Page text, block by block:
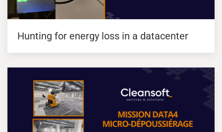
Hunting for energy loss in a datacenter